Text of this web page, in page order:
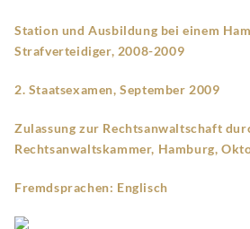
Station und Ausbildung bei einem
Strafverteidiger, 2008-2009
2. Staatsexamen, September 2009
Zulassung zur Rechtsanwaltschaft
Rechtsanwaltskammer, Hamburg,
Fremdsprachen: Englisch